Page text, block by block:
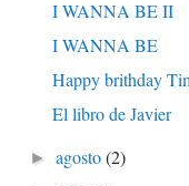
I WANNA BE II
I WANNA BE
Happy brithday
El libro de Javier
►agosto(2)